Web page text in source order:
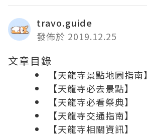
travo.guide
發佈於 2019.12.25
文章目錄
【天龍寺景點地圖指南】
【天龍寺必去景點】
【天龍寺必看祭典】
【天龍寺交通指南】
【天龍寺相關資訊】